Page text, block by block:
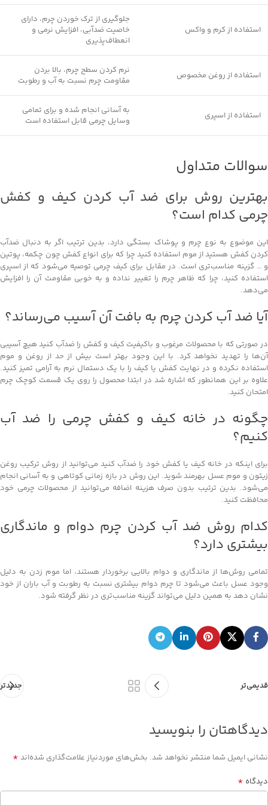
استفاده از کرم و واکس
جلوگیری از ترک خوردن چرم، دارای
خاصیت ضدآبی، افزایش نرمی و
انعطاف‌پذیری
استفاده از روغن مخصوص
نرم کردن سطح چرم، بالا بردن
مقاومت چرم نسبت به آب و رطوبت
استفاده از اسپری
به آسانی انجام شده و برای تمامی
وسایل چرمی قابل استفاده است
سوالات متداول
بهترین روش برای ضد آب کردن کیف و کفش
چرمی کدام است؟
این موضوع به نوع چرم و پوشاک بستگی دارد، بدین ترتیب اگر به دنبال ضدآب
کردن کفش هستید از موم استفاده کنید چرا که برای انواع کفش چون چکمه، پوتین
و … گزینه مناسب‌تری است. در مقابل برای کیف چرمی توصیه می‌شود که از اسپری
استفاده کنید، چرا که ظاهر چرم را تغییر نداده و به خوبی مقاومت آن را افزایش
می‌دهد.
آیا ضد آب کردن چرم به بافت آن آسیب می‌رساند؟
در صورتی که با محصولات مرغوب و باکیفیت کیف و کفش را ضدآب کنید هیچ آسیبی
آن‌ها را تهدید نخواهد کرد. با این وجود بهتر است بیش از حد از روغن و موم
استفاده نکرده و در نهایت کفش یا کیف را با یک دستمال نرم به آرامی تمیز کنید.
علاوه بر این همانطور که اشاره شد در ابتدا محصول را روی یک قسمت کوچک چرم
امتحان کنید.
چگونه در خانه کیف و کفش چرمی را ضد آب
کنیم؟
برای اینکه در خانه کیف یا کفش خود را ضدآب کنید می‌توانید از روش ترکیب روغن
زیتون و موم عسل بهرمند شوید. این روش در بازه زمانی کوتاهی و به آسانی انجام
می‌شود. بدین ترتیب بدون صرف هزینه اضافه می‌توانید از محصولات چرمی خود
محافظت کنید.
کدام روش ضد آب کردن چرم دوام و ماندگاری
بیشتری دارد؟
تمامی روش‌ها از ماندگاری و دوام بالایی برخوردار هستند، اما موم زدن به دلیل
وجود عسل باعث می‌شود تا چرم دوام بیشتری نسبت به رطوبت و آب باران از خود
نشان دهد به همین دلیل می‌تواند گزینه مناسب‌تری در نظر گرفته شود.
جدیدتر قدیمی‌تر
دیدگاهتان را بنویسید
نشانی ایمیل شما منتشر نخواهد شد. بخش‌های موردنیاز علامت‌گذاری شده‌اند *
دیدگاه *